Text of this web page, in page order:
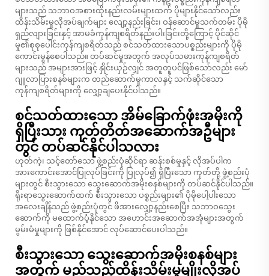
များသည် သဘာဝအစားထိုးနည်းလမ်းများထက် ပိုများနိုင်သော်လည်း
ထိန်းသိမ်းမှုလိုအပ်ချက်များ လျော့နည်းခြင်း၊ ဝန်ဆောင်မှုသက်တမ်း ပိုမို
ရှည်လျားခြင်းနှင့် အာမခံကုန်ကျစရိတ်နည်းပါးခြင်းတို့ကြောင့် ပိုင်ဆိုင်
မှု၏စုစုပေါင်းကုန်ကျစရိတ်သည် စင်သတ်ထားသောပစ္စည်းများကို ပိုမို
ကောင်းမွန်စေပါသည်။ တပ်ဆင်မှုအတွက် အလုပ်သမားကုန်ကျစရိတ်
များသည် အများအားဖြင့် နှိုင်းယှဉ်လျှင် အတူတူပင်ဖြစ်သော်လည်း မော်
ဂျူလာပြားစနစ်များက တည်ဆောက်မှုကာလနှင့် သက်ဆိုင်သော
ကုန်ကျစရိတ်များကို လျှော့ချပေးနိုင်ပါသည်။
စင်သတ်ထားသော အိမ်ခြောက်ဖုံးအမိုးကို
ရှိပြီးသား ကုတ်တိတ်အဆောက်အဦများ
တွင် တပ်ဆင်နိုင်ပါသလား
ဟုတ်ကဲ့၊ သင့်တော်သော ဖွဲ့စည်းပုံဆိုင်ရာ ဆန်းစစ်မှုနှင့် လိုအပ်ပါက
အားကောင်းအောင်ပြုလုပ်ခြင်းကို ပြုလုပ်၍ ရှိပြီးသော ကုတ်တို့ ဖွဲ့စည်းပုံ
များတွင် စီးသွားသော သွေးဆောက်အမိုးစနစ်များကို တပ်ဆင်နိုင်ပါသည်။
ရိုးရာသွေးဆောက်ထက် စီးသွားသော ပစ္စည်းများ၏ ပိုမိုပေါ့ပါးသော
အလေးချိန်သည် ဖွဲ့စည်းပုံတွင် ဖိအားလျှော့နည်းစေပြီး သဘာဝသွေး
ဆောက်ကို မထောက်ပံ့နိုင်သော အဟောင်းအဆောက်အအုံများအတွက်
မွမ်းမံမှုများကို ဖြစ်နိုင်အောင် လုပ်ဆောင်ပေးပါသည်။
စီးသွားသော သွေးဆောက်အမိုးစနစ်များ
အတွက် မည်သည့်ထိန်းသိမ်းမှုမျိုးလိုအပ်